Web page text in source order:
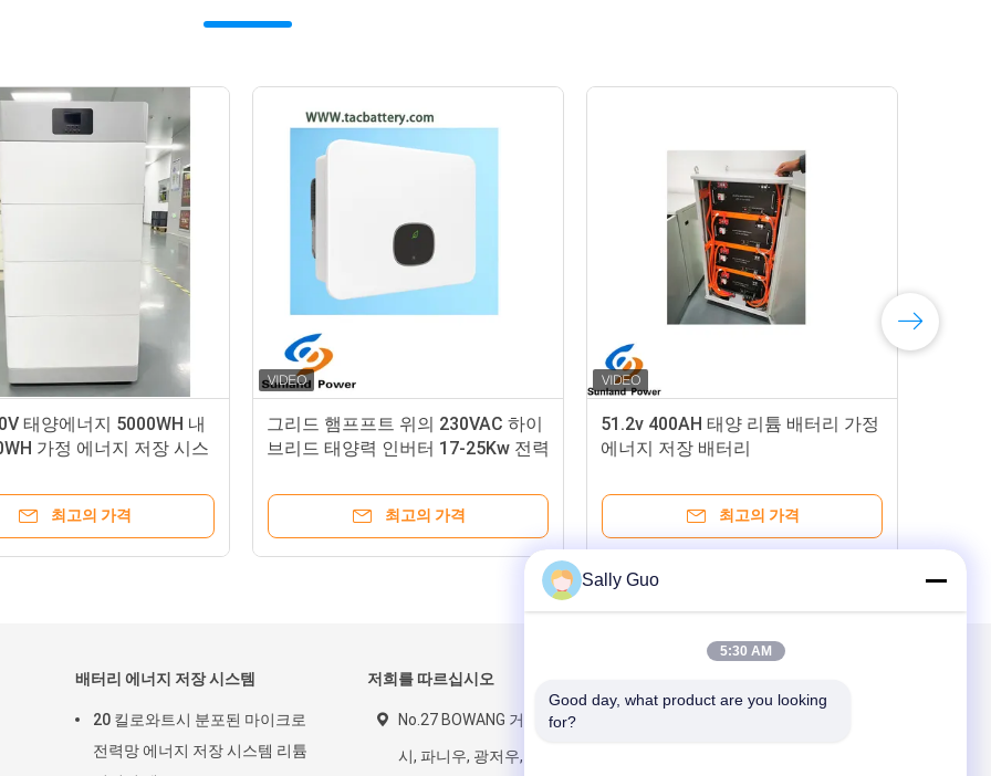
에너지 저장 체계를 위한
100Ah 48V 태양 전
최고의 가격
SEI 시리즈 230V 단일 단계 8KW
10KW 12KW 태양 저장 인버터
최고의 가격
집에 오프 그리드 태양열발전시스템
1100V는 태양 PV 패널 세트를 완료
최고의 가격
배터리 에너지 저장 시스템
20 킬로와트시 분포된 마이크로
전력망 에너지 저장 시스템 리튬
저희를 따르십시오
No.27 BOWANG 거리, 난 군 도
시, 파니우, 광저우, GD, 중국
Sally Guo
5:30 AM
Good day, what product are you looking
for?